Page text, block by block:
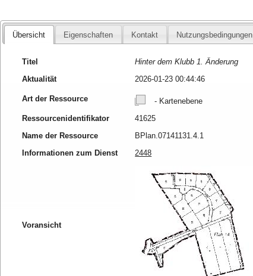
Übersicht Eigenschaften Kontakt Nutzungsbedingungen
Titel
Hinter dem Klubb 1. Änderung
Aktualität
2026-01-23 00:44:46
Art der Ressource
- Kartenebene
Ressourcenidentifikator
41625
Name der Ressource
BPlan.07141131.4.1
Informationen zum Dienst
2448
Voransicht